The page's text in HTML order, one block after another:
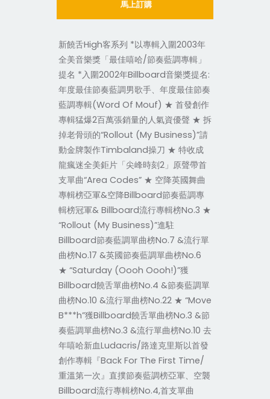
馬上訂購
新饒舌High客系列 *以專輯入圍2003年
全美音樂獎「最佳嘻哈/節奏藍調專輯」
提名 *入圍2002年Billboard音樂獎提名:
年度最佳節奏藍調男歌手、年度最佳節奏
藍調專輯(Word Of Mouf) ★ 首發創作
專輯猛爆2百萬張銷量的人氣資優聲 ★ 拆
掉老骨頭的“Rollout (My Business)”請
動金牌製作Timbaland操刀 ★ 特收成
龍瘋迷全美鉅片「尖峰時刻2」原聲帶首
支單曲“Area Codes” ★ 空降英國舞曲
專輯榜亞軍&空降Billboard節奏藍調專
輯榜冠軍& Billboard流行專輯榜No.3 ★
“Rollout (My Business)”進駐
Billboard節奏藍調單曲榜No.7 &流行單
曲榜No.17 &英國節奏藍調單曲榜No.6
★ “Saturday (Oooh Oooh!)”獲
Billboard饒舌單曲榜No.4 &節奏藍調單
曲榜No.10 &流行單曲榜No.22 ★ “Move
B***h”獲Billboard饒舌單曲榜No.3 &節
奏藍調單曲榜No.3 &流行單曲榜No.10 去
年嘻哈新血Ludacris/路達克里斯以首發
創作專輯『Back For The First Time/
重溫第一次』直撲節奏藍調榜亞軍、空襲
Billboard流行專輯榜No.4,首支單曲